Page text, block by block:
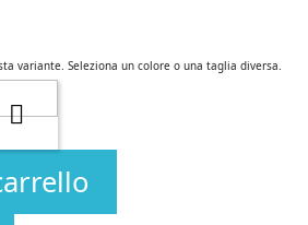
variante. Seleziona un colore o una taglia diversa.